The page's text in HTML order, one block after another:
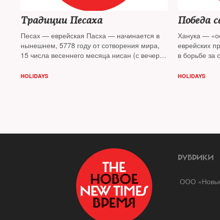
Традиции Песаха
Песах — еврейская Пасха — начинается в
нынешнем, 5778 году от сотворения мира,
15 числа весеннего месяца нисан (с вечера
HOLIDAYS
Победа
Ханука —
еврейских
в борьбе за
начинается
HOLIDAYS
РУБРИКИ
ООО